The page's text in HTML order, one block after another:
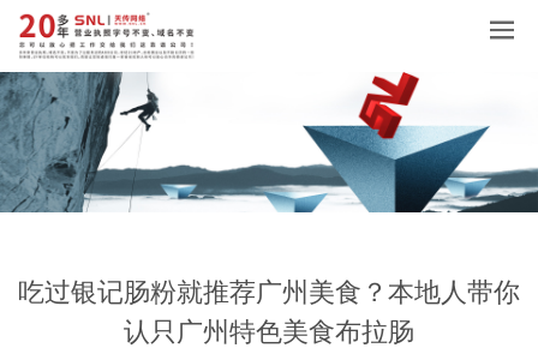
吃过银记肠粉就推荐广州美食？本地人带你
认只广州特色美食布拉肠